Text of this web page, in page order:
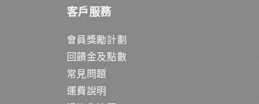
客戶服務
會員獎勵計劃
回饋金及點數
常見問題
運費說明